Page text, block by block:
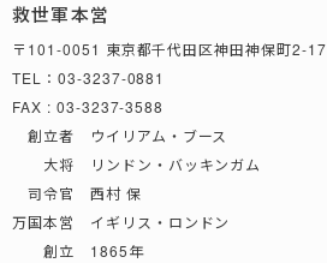
救世軍本営
〒101-0051 東京都千代田区神田神保町2-17
TEL：03-3237-0881
FAX : 03-3237-3588
創立者 ウイリアム・ブース
大将 リンドン・バッキンガム
司令官 西村 保
万国本営 イギリス・ロンドン
創立 1865年